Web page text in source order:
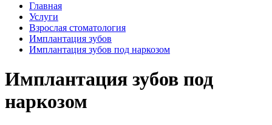
Главная
Услуги
Взрослая стоматология
Имплантация зубов
Имплантация зубов под наркозом
Имплантация зубов под
наркозом